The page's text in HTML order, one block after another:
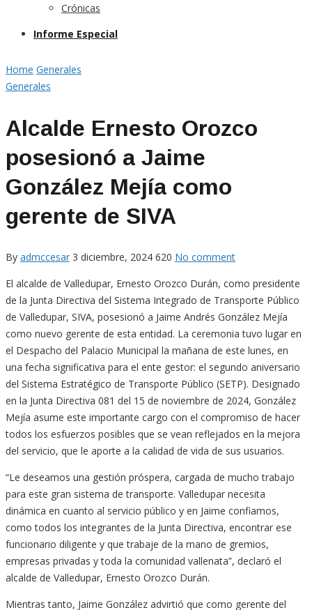
Crónicas
Informe Especial
Home Generales
Generales
Alcalde Ernesto Orozco
posesionó a Jaime
González Mejía como
gerente de SIVA
By admccesar 3 diciembre, 2024 620 No comment
El alcalde de Valledupar, Ernesto Orozco Durán, como presidente
de la Junta Directiva del Sistema Integrado de Transporte Público
de Valledupar, SIVA, posesionó a Jaime Andrés González Mejía
como nuevo gerente de esta entidad. La ceremonia tuvo lugar en
el Despacho del Palacio Municipal la mañana de este lunes, en
una fecha significativa para el ente gestor: el segundo aniversario
del Sistema Estratégico de Transporte Público (SETP). Designado
en la Junta Directiva 081 del 15 de noviembre de 2024, González
Mejía asume este importante cargo con el compromiso de hacer
todos los esfuerzos posibles que se vean reflejados en la mejora
del servicio, que le aporte a la calidad de vida de sus usuarios.
“Le deseamos una gestión próspera, cargada de mucho trabajo
para este gran sistema de transporte. Valledupar necesita
dinámica en cuanto al servicio público y en Jaime confiamos,
como todos los integrantes de la Junta Directiva, encontrar ese
funcionario diligente y que trabaje de la mano de gremios,
empresas privadas y toda la comunidad vallenata”, declaró el
alcalde de Valledupar, Ernesto Orozco Durán.
Mientras tanto, Jaime González advirtió que como gerente del